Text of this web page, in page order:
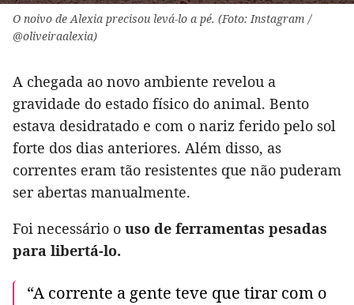
O noivo de Alexia precisou levá-lo a pé. (Foto: Instagram /
@oliveiraalexia)
A chegada ao novo ambiente revelou a
gravidade do estado físico do animal. Bento
estava desidratado e com o nariz ferido pelo sol
forte dos dias anteriores. Além disso, as
correntes eram tão resistentes que não puderam
ser abertas manualmente.
Foi necessário o uso de ferramentas pesadas
para libertá-lo.
“A corrente a gente teve que tirar com o